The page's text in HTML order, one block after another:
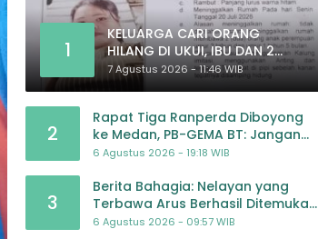
1
KELUARGA CARI ORANG
HILANG DI UKUI, IBU DAN 2
ANAK BALITA BELUM PULANG
SEJAK 20 JULI 2026
7 Agustus 2026 - 11:46 WIB
2
Rapat Tiga Ranperda Diboyong
ke Medan, PB-GEMA BT: Jangan
Jadikan APBD Ladang
6 Agustus 2026 - 19:18 WIB
3
Berita Bahagia: Nelayan yang
Terbawa Arus Berhasil Ditemukan
Dalam Keadaan Selamat
6 Agustus 2026 - 09:57 WIB